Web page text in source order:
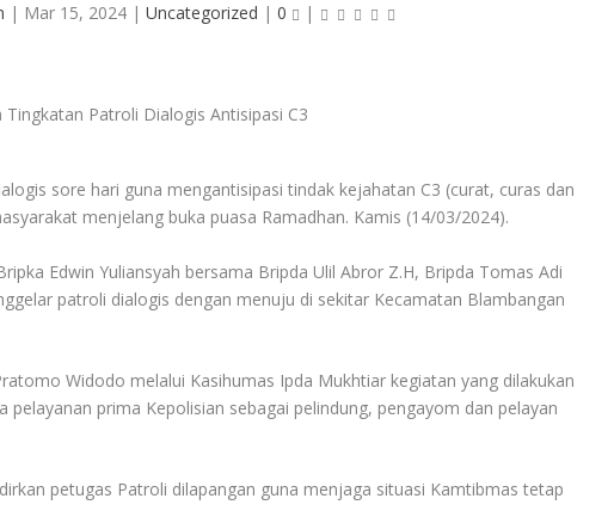
| Mar 15, 2024| Uncategorized | 0 |
sore hari guna mengantisipasi tindak kejahatan C3 (curat, curas dan
menjelang buka puasa Ramadhan. Kamis (14/03/2024).
Edwin Yuliansyah bersama Bripda Ulil Abror Z.H, Bripda Tomas Adi
patroli dialogis dengan menuju di sekitar Kecamatan Blambangan
Widodo melalui Kasihumas Ipda Mukhtiar kegiatan yang dilakukan
prima Kepolisian sebagai pelindung, pengayom dan pelayan
petugas Patroli dilapangan guna menjaga situasi Kamtibmas tetap